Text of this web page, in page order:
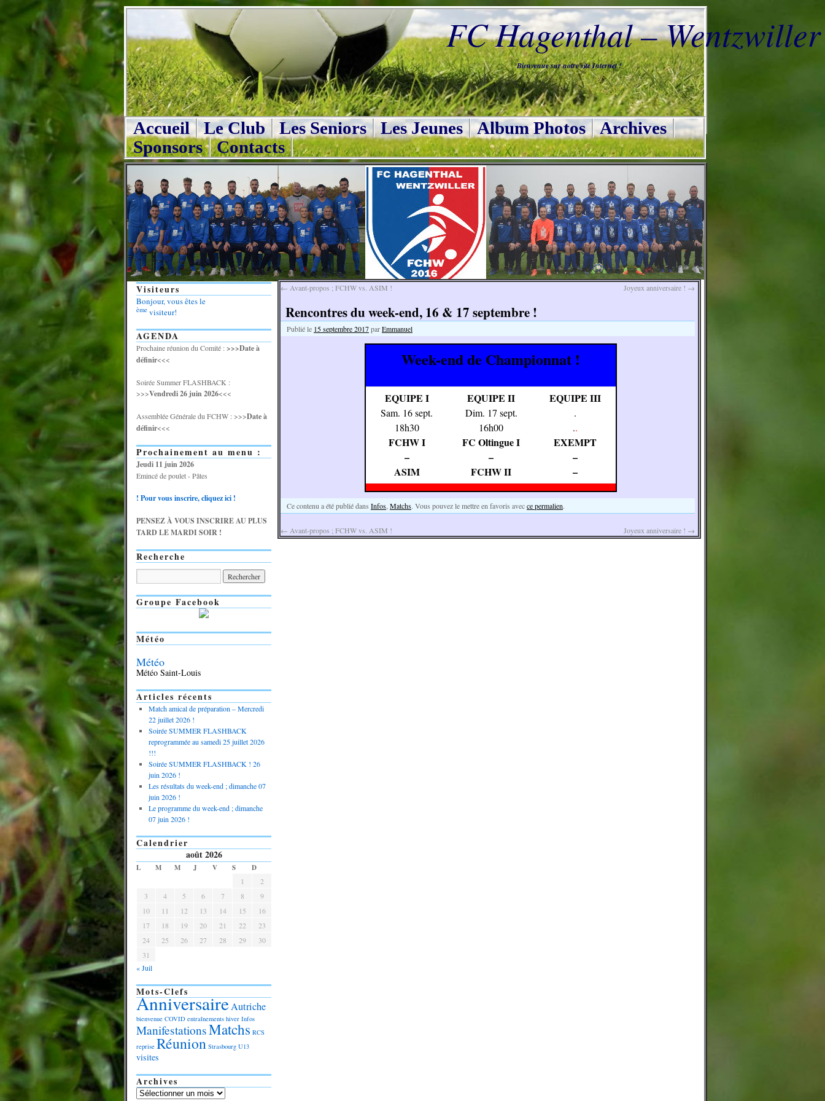
FC Hagenthal – Wentzwiller
Bienvenue sur notre site Internet !
Accueil Le Club Les Seniors Les Jeunes Album Photos
Archives
Sponsors
Contacts
← Avant-propos ; FCHW vs. ASIM ! Joyeux anniversaire ! →
Rencontres du week-end, 16 & 17 septembre !
Publié le 15 septembre 2017parEmmanuel
Week-end de Championnat !
EQUIPE I
Sam. 16 sept.
18h30
FCHW I
–
ASIM
EQUIPE II
Dim. 17 sept.
16h00
FC Oltingue I
–
FCHW II
EQUIPE III
.
..
EXEMPT
–
–
Ce contenu a été publié dans Infos Matchs. Vous pouvez le mettre en favoris avecce permalien.
← Avant-propos ; FCHW vs. ASIM ! Joyeux anniversaire ! →
Visiteurs
Bonjour, vous êtes le
ème visiteur!
AGENDA
Prochaine réunion du Comité :>>>Date à
définir<<<
Soirée Summer FLASHBACK :
>>>Vendredi 26 juin 2026<<<
Assemblée Générale du FCHW : >>>Date à
définir<<<
Prochainement au menu :
Jeudi 11 juin 2026
Emincé de poulet - Pâtes
! Pour vous inscrire, cliquez ici !
PENSEZ À VOUS INSCRIRE AU PLUS
TARD LE MARDI SOIR !
Recherche
Groupe Facebook
Météo
Météo
Météo Saint-Louis
Articles récents
Match amical de préparation – Mercredi
22 juillet 2026 !
Soirée SUMMER FLASHBACK
reprogrammée au samedi 25 juillet 2026
!!!
Soirée SUMMER FLASHBACK ! 26
juin 2026 !
Les résultats du week-end ; dimanche 07
juin 2026 !
Le programme du week-end ; dimanche
07 juin 2026 !
Calendrier
août 2026
L M M J V S
D
1
2
3
4 5 6 7 8
9
10
11 12 13 14 15
16
17
18 19 20 21 22
23
24
25 26 27 28 29
30
31
« Juil
Mots-Clefs
AnniversaireAutriche
bienvenue COVID entraînements hiver Infos
ManifestationsMatchs RCS
reprise Réunion Strasbourg U13
visites
Archives